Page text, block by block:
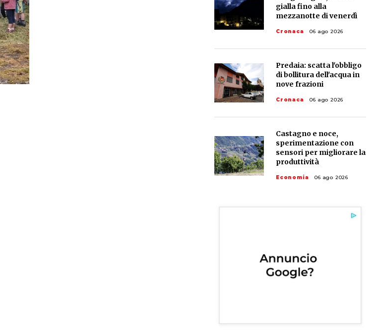
gialla fino alla
mezzanotte di venerdì
Cronaca 06 ago 2026
Predaia: scatta l'obbligo
di bollitura dell'acqua in
nove frazioni
Cronaca 06 ago 2026
Castagno e noce,
sperimentazione con
sensori per migliorare la
produttività
Economia 06 ago 2026